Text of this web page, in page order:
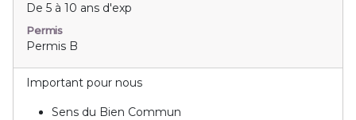
De 5 à 10 ans d'exp
Permis
Permis B
Important pour nous
Sens du Bien Commun